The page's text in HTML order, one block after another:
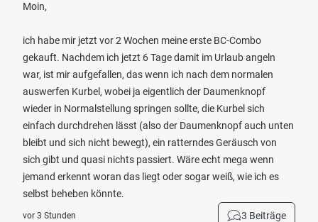
Moin,
ich habe mir jetzt vor 2 Wochen meine erste BC-Combo
gekauft. Nachdem ich jetzt 6 Tage damit im Urlaub angeln
war, ist mir aufgefallen, das wenn ich nach dem normalen
auswerfen Kurbel, wobei ja eigentlich der Daumenknopf
wieder in Normalstellung springen sollte, die Kurbel sich
einfach durchdrehen lässt (also der Daumenknopf auch unten
bleibt und sich nicht bewegt), ein ratterndes Geräusch von
sich gibt und quasi nichts passiert. Wäre echt mega wenn
jemand erkennt woran das liegt oder sogar weiß, wie ich es
selbst beheben könnte.
vor 3 Stunden 3 Beiträge